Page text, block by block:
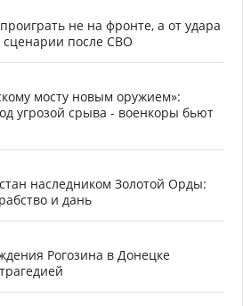
не на фронте, а от удара
сценарии после СВО
мосту новым оружием»:
угрозой срыва - военкоры бьют
наследником Золотой Орды:
и дань
Рогозина в Донецке